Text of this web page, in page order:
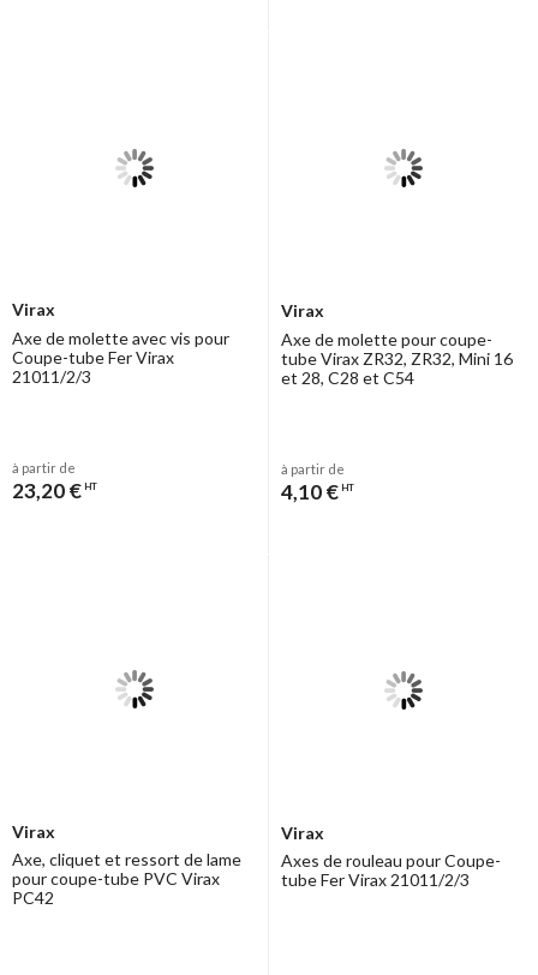
Virax
Axe de molette avec vis pour
Coupe-tube Fer Virax
21011/2/3
à partir de
23,20 € HT
Virax
Axe de molette pour coupe-
tube Virax ZR32, ZR32, Mini 16
et 28, C28 et C54
à partir de
4,10 € HT
Virax
Axe, cliquet et ressort de lame
pour coupe-tube PVC Virax
PC42
Virax
Axes de rouleau pour Coupe-
tube Fer Virax 21011/2/3